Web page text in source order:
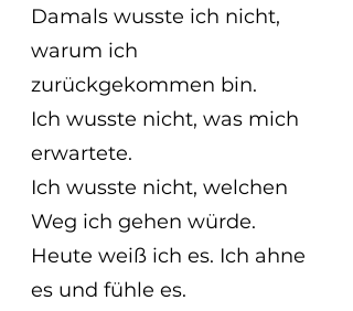
Damals wusste ich nicht,
warum ich
zurückgekommen bin.
Ich wusste nicht, was mich
erwartete.
Ich wusste nicht, welchen
Weg ich gehen würde.
Heute weiß ich es. Ich ahne
es und fühle es.